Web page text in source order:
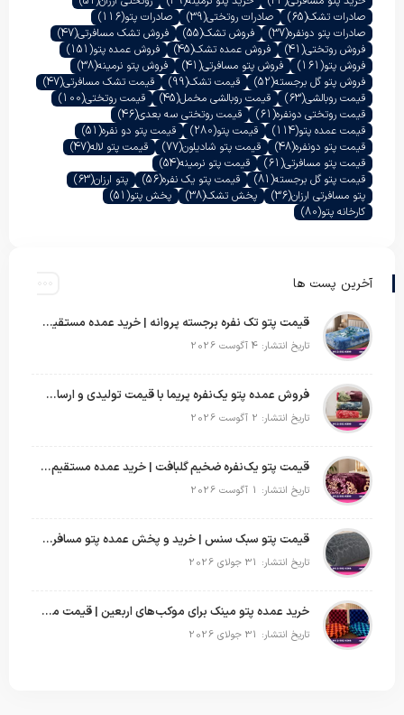
صادرات تشک(65) صادرات روتختی(39) صادرات پتو(116)
صادرات پتو دونفره(37) فروش تشک(55) فروش تشک مسافرتی(47)
فروش روتختی(41) فروش عمده تشک(45) فروش عمده پتو(151)
فروش پتو(161) فروش پتو مسافرتی(41) فروش پتو نرمینه(38)
فروش پتو گل برجسته(52) قیمت تشک(99) قیمت تشک مسافرتی(47)
قیمت روبالشی(63) قیمت روبالشی مخمل(45) قیمت روتختی(100)
قیمت روتختی دونفره(61) قیمت روتختی سه بعدی(46)
قیمت عمده پتو(114) قیمت پتو(280) قیمت پتو دو نفره(51)
قیمت پتو دونفره(48) قیمت پتو شادیلون(77) قیمت پتو لاله(47)
قیمت پتو مسافرتی(61) قیمت پتو نرمینه(54)
قیمت پتو گل برجسته(81) قیمت پتو یک نفره(56) پتو ارزان(63)
پتو مسافرتی ارزان(36) پخش تشک(38) پخش پتو(51)
کارخانه پتو(80)
آخرین پست ها
قیمت پتو تک نفره برجسته پروانه | خرید عمده مستقیم با بهترین قیمت بازار
تاریخ انتشار: 4 آگوست 2026
فروش عمده پتو یک‌نفره پریما با قیمت تولیدی و ارسال به سراسر کشور
تاریخ انتشار: 2 آگوست 2026
قیمت پتو یک‌نفره ضخیم گلبافت | خرید عمده مستقیم با بهترین قیمت
تاریخ انتشار: 1 آگوست 2026
قیمت پتو سبک سنس | خرید و پخش عمده پتو مسافرتی Sense
تاریخ انتشار: 31 جولای 2026
خرید عمده پتو مینک برای موکب‌های اربعین | قیمت مناسب و ارسال سریع
تاریخ انتشار: 31 جولای 2026